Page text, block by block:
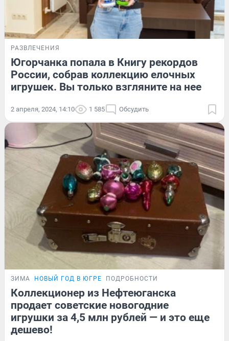
РАЗВЛЕЧЕНИЯ
Югорчанка попала в Книгу рекордов
России, собрав коллекцию елочных
игрушек. Вы только взгляните на нее
2 апреля, 2024, 14:10 1 585 Обсудить
ЗИМА НОВЫЙ ГОД В ЮГРЕ ПОДРОБНОСТИ
Коллекционер из Нефтеюганска
продает советские новогодние
игрушки за 4,5 млн рублей — и это еще
дешево!